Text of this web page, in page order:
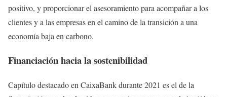
positivo, y proporcionar el asesoramiento para acompañar a los
clientes y a las empresas en el camino de la transición a una
economía baja en carbono.
Financiación hacia la sostenibilidad
Capítulo destacado en CaixaBank durante 2021 es el de la